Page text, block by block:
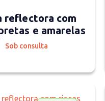
reflectora com
e amarelas
Sob consulta